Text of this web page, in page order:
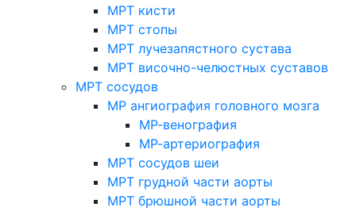
МРТ кисти
МРТ стопы
МРТ лучезапястного сустава
МРТ височно-челюстных суставов
МРТ сосудов
МР ангиография головного мозга
МР-венография
МР-артериография
МРТ сосудов шеи
МРТ грудной части аорты
МРТ брюшной части аорты